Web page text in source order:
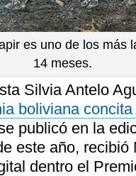
es uno de los más
14 meses.
Silvia Antelo
boliviana
publicó en la
este año, recibió
dentro el